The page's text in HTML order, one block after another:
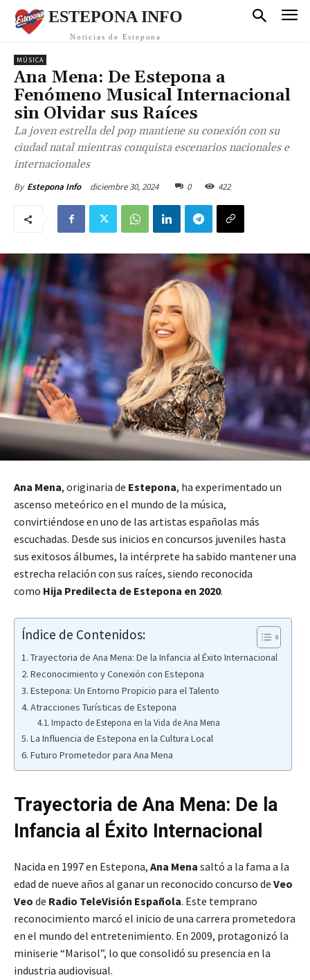
ESTEPONA INFO
Noticias de Estepona
MÚSICA
Ana Mena: De Estepona a
Fenómeno Musical Internacional
sin Olvidar sus Raíces
La joven estrella del pop mantiene su conexión con su
ciudad natal mientras conquista escenarios nacionales e
internacionales
By Estepona Info diciembre 30, 2024 0 422
Ana Mena, originaria de Estepona, ha experimentado un
ascenso meteórico en el mundo de la música,
convirtiéndose en uno de las artistas españolas más
escuchadas. Desde sus inicios en concursos juveniles hasta
sus exitosos álbumes, la intérprete ha sabido mantener una
estrecha relación con sus raíces, siendo reconocida
como Hija Predilecta de Estepona en 2020.
Índice de Contenidos:
Trayectoria de Ana Mena: De la Infancia al Éxito Internacional
Reconocimiento y Conexión con Estepona
Estepona: Un Entorno Propicio para el Talento
Atracciones Turísticas de Estepona
Impacto de Estepona en la Vida de Ana Mena
La Influencia de Estepona en la Cultura Local
Futuro Prometedor para Ana Mena
Trayectoria de Ana Mena: De la
Infancia al Éxito Internacional
Nacida en 1997 en Estepona, Ana Mena saltó a la fama a la
edad de nueve años al ganar un reconocido concurso de Veo
Veo de Radio TeleVisión Española. Este temprano
reconocimiento marcó el inicio de una carrera prometedora
en el mundo del entretenimiento. En 2009, protagonizó la
miniserie “Marisol”, lo que consolidó su presencia en la
industria audiovisual.